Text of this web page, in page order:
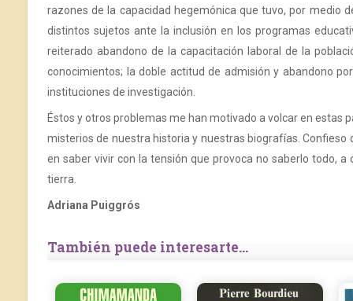
razones de la capacidad hegemónica que tuvo, por medio
distintos sujetos ante la inclusión en los programas
reiterado abandono de la capacitación laboral de la
conocimientos; la doble actitud de admisión y abandono
instituciones de investigación.
Éstos y otros problemas me han motivado a volcar en estas
misterios de nuestra historia y nuestras biografías.
en saber vivir con la tensión que provoca no saberlo todo,
tierra.
Adriana Puiggrós
También puede interesarte...